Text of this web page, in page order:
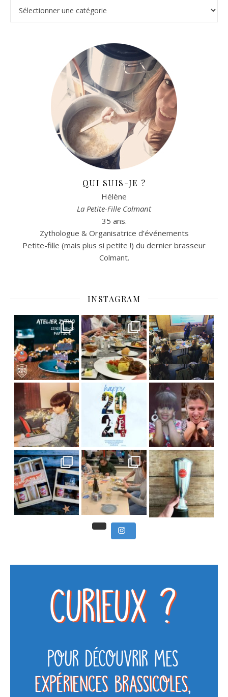
QUI SUIS-JE ?
Hélène
La Petite-Fille Colmant
35 ans.
Zythologue & Organisatrice d’événements
Petite-fille (mais plus si petite !) du dernier brasseur
Colmant.
INSTAGRAM
Viens
Et tou
] Ce week-end marque
Nous avons clôturé le modu
] Pendant